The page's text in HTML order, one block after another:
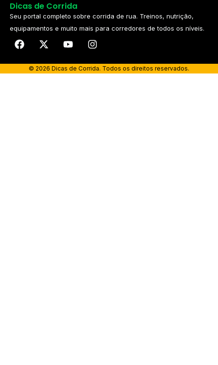
Dicas de Corrida
Seu portal completo sobre corrida de rua. Treinos, nutrição,
equipamentos e muito mais para corredores de todos os níveis.​
© 2026 Dicas de Corrida. Todos os direitos reservados.